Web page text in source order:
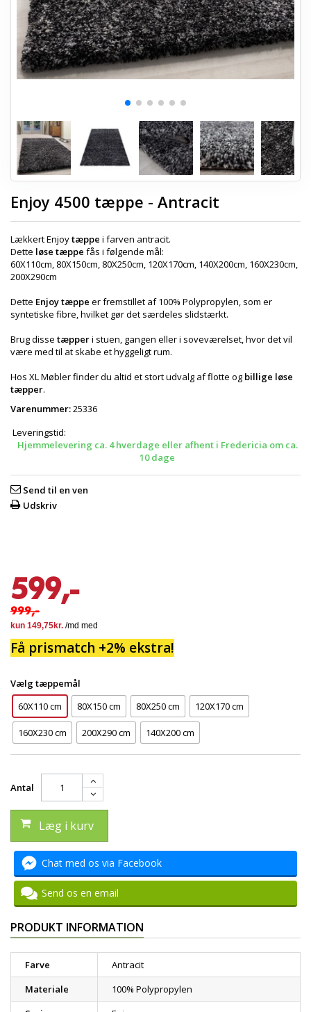
Enjoy 4500 tæppe - Antracit
Lækkert Enjoytæppe i farven antracit.
Dette løse tæppe fås i følgende mål:
60X110cm, 80X150cm, 80X250cm, 120X170cm, 140X200cm, 160X230cm,
200X290cm
Dette Enjoy tæppe er fremstillet af 100% Polypropylen, som er
syntetiske fibre, hvilket gør det særdeles slidstærkt.
Brug disse tæpperi stuen, gangen eller i soveværelset, hvor det vil
være med til at skabe et hyggeligt rum.
Hos XL Møbler finder du altid et stort udvalg af flotte og billige løse
tæpper.
Varenummer:25336
Leveringstid:
Hjemmelevering ca. 4 hverdage eller afhent i Fredericia om ca.
10 dage
Send til en ven
Udskriv
599,-
999,-
Få prismatch +2% ekstra!
Vælg tæppemål
60X110 cm
80X150 cm 80X250 cm 120X170 cm
160X230 cm 200X290 cm 140X200 cm
Antal
Læg i kurv
Chat med os via Facebook
Send os en email
PRODUKT INFORMATION
Farve
Antracit
Materiale
100% Polypropylen